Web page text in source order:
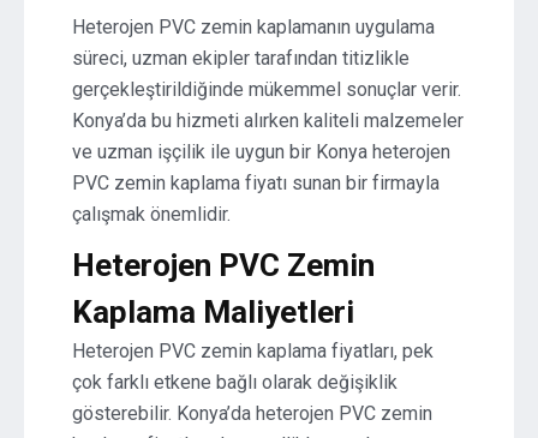
Heterojen PVC zemin kaplamanın uygulama
süreci, uzman ekipler tarafından titizlikle
gerçekleştirildiğinde mükemmel sonuçlar verir.
Konya’da bu hizmeti alırken kaliteli malzemeler
ve uzman işçilik ile uygun bir Konya heterojen
PVC zemin kaplama fiyatı sunan bir firmayla
çalışmak önemlidir.
Heterojen PVC Zemin
Kaplama Maliyetleri
Heterojen PVC zemin kaplama fiyatları, pek
çok farklı etkene bağlı olarak değişiklik
gösterebilir. Konya’da heterojen PVC zemin